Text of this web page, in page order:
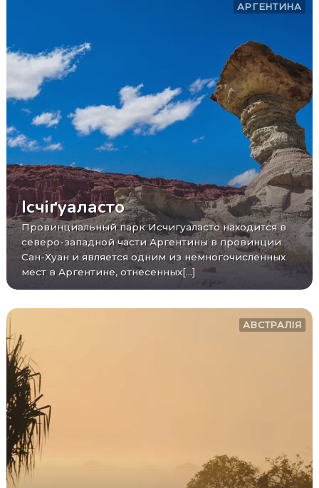
АРГЕНТИНА
Ісчіґуаласто
Провинциальный парк Исчигуаласто находится в
северо-западной части Аргентины в провинции
Сан-Хуан и является одним из немногочисленных
мест в Аргентине, отнесенных[...]
АВСТРАЛІЯ